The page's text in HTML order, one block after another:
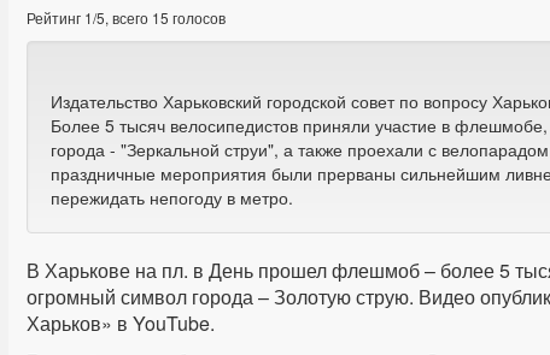
Рейтинг 1/5, всего 15 голосов
Издательство Харьковский городской совет по вопросу
Более 5 тысяч велосипедистов приняли участие в
города - "Зеркальной струи", а также проехали с
праздничные мероприятия были прерваны сильнейшим
пережидать непогоду в метро.
В Харькове на пл. в День прошел флешмоб – более 5
огромный символ города – Золотую струю. Видео
Харьков» в YouTube.